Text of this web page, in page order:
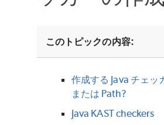
このトピックの内容:
作成する Java チェッ
または Path?
Java KAST checkers